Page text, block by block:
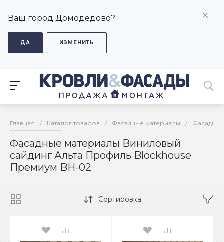
Ваш город Домодедово?
ДА ИЗМЕНИТЬ
Главная / Каталог товаров / Фасадные материалы /
Фасадные материалы Виниловый
сайдинг Альта Профиль Blockhouse
Премиум BH-02
Сортировка